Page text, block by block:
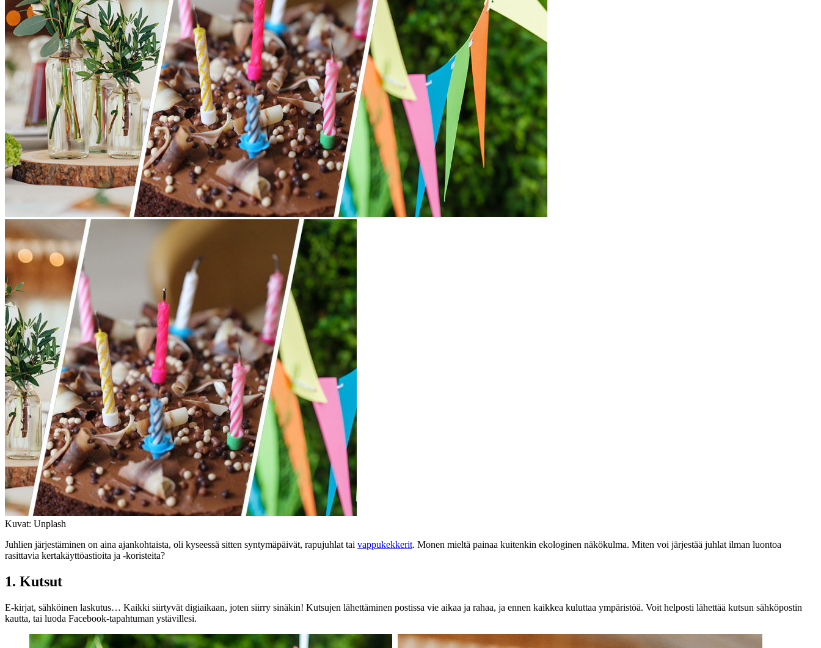
Kuvat: Unplash
Juhlien järjestäminen on aina ajankohtaista, oli kyseessä sitten syntymäpäivät, rapujuhlat tai vappukekkerit. Monen mieltä painaa kuitenkin ekologinen näkökulma. Miten voi järjestää juhlat ilman luontoa
rasittavia kertakäyttöastioita ja -koristeita?
1. Kutsut
E-kirjat, sähköinen laskutus… Kaikki siirtyvät digiaikaan, joten siirry sinäkin! Kutsujen lähettäminen postissa vie aikaa ja rahaa, ja ennen kaikkea kuluttaa ympäristöä. Voit helposti lähettää kutsun sähköpostin
kautta, tai luoda Facebook-tapahtuman ystävillesi.